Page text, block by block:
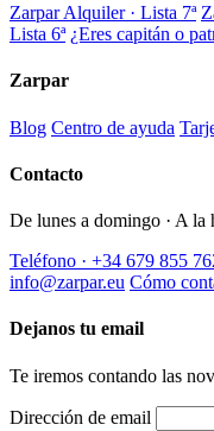
Zarpar Alquiler · Lista 7ª
Lista 6ª ¿Eres capitán o
Zarpar
Blog Centro de ayuda
Contacto
De lunes a domingo · A la
Teléfono · +34 679 855
info@zarpar.eu Cómo
Dejanos tu email
Te iremos contando las
Dirección de email